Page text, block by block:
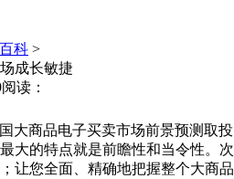
科 >
成长敏捷
阅读：
商品电子买卖市场前景预测取投
大的特点就是前瞻性和当令性。次
让您全面、精确地把握整个大商品